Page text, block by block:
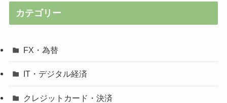
カテゴリー
FX・為替
IT・デジタル経済
クレジットカード・決済